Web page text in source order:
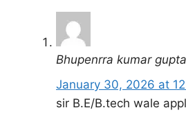
Bhupenrra kumar gupta
January 30, 2026 at
sir B.E/B.tech wale